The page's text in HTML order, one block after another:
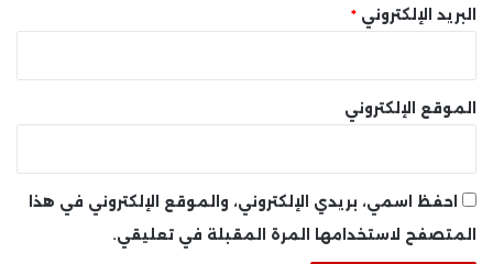
البريد الإلكتروني *
الموقع الإلكتروني
احفظ اسمي، بريدي الإلكتروني، والموقع الإلكتروني في هذا
المتصفح لاستخدامها المرة المقبلة في تعليقي.